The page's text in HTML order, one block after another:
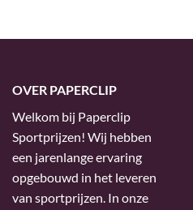
OVER PAPERCLIP
Welkom bij Paperclip
Sportprijzen! Wij hebben
een jarenlange ervaring
opgebouwd in het leveren
van sportprijzen. In onze